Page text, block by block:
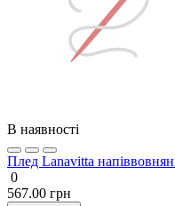
В наявності
Плед Lanavitta
0
567.00 грн